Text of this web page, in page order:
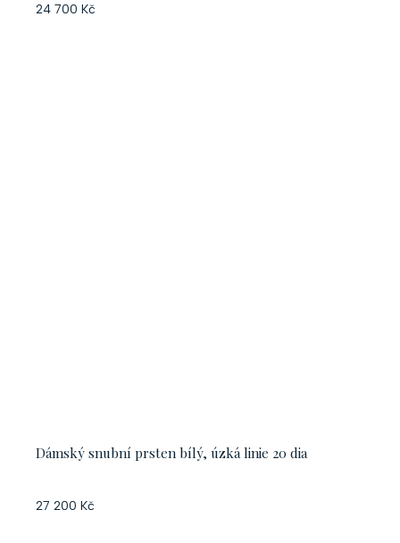
24 700 Kč
Dámský snubní prsten bílý, úzká linie 20 dia
27 200 Kč